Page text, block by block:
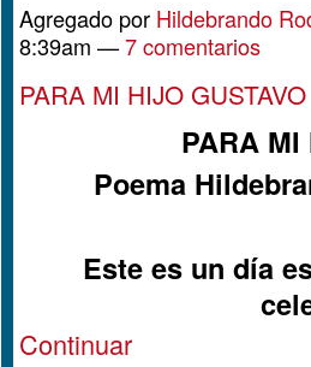
Agregado por Hildebrando
8:39am —7 comentarios
PARA MI HIJO GUSTAVO
PARA MI
Poema
Este es un día
Continuar